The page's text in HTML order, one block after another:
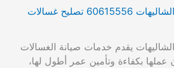
فني تصليح غسالات الشاليهات 60615556 تصليح غسالات
يقدم خدمات صيانة الغسالات
بكفاءة وتأمين عمر أطول لها،